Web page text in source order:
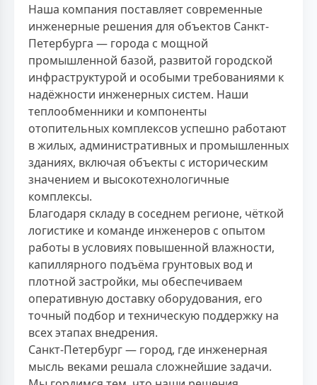
Наша компания поставляет современные
инженерные решения для объектов Санкт-
Петербурга — города с мощной
промышленной базой, развитой городской
инфраструктурой и особыми требованиями к
надёжности инженерных систем. Наши
теплообменники и компоненты
отопительных комплексов успешно работают
в жилых, административных и промышленных
зданиях, включая объекты с историческим
значением и высокотехнологичные
комплексы.
Благодаря складу в соседнем регионе, чёткой
логистике и команде инженеров с опытом
работы в условиях повышенной влажности,
капиллярного подъёма грунтовых вод и
плотной застройки, мы обеспечиваем
оперативную доставку оборудования, его
точный подбор и техническую поддержку на
всех этапах внедрения.
Санкт-Петербург — город, где инженерная
мысль веками решала сложнейшие задачи.